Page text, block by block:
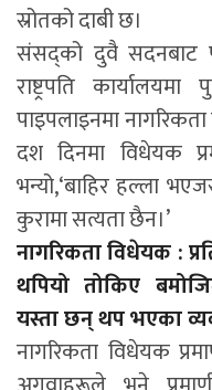
स्रोतको दाबी छ।
संसद्को दुवै सदनबाट
राष्ट्रपति
पाइपलाइनमा
दश दिनमा विधेयक
भन्यो,‘बाहिर हल्ला
कुरामा सत्यता छैन।’
नागरिकता विधेयक :
थपियो तोकिए
यस्ता छन् थप भएका
नागरिकता विधेयक